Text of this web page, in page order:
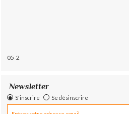
05-2
Newsletter
S'inscrire Se désinscrire